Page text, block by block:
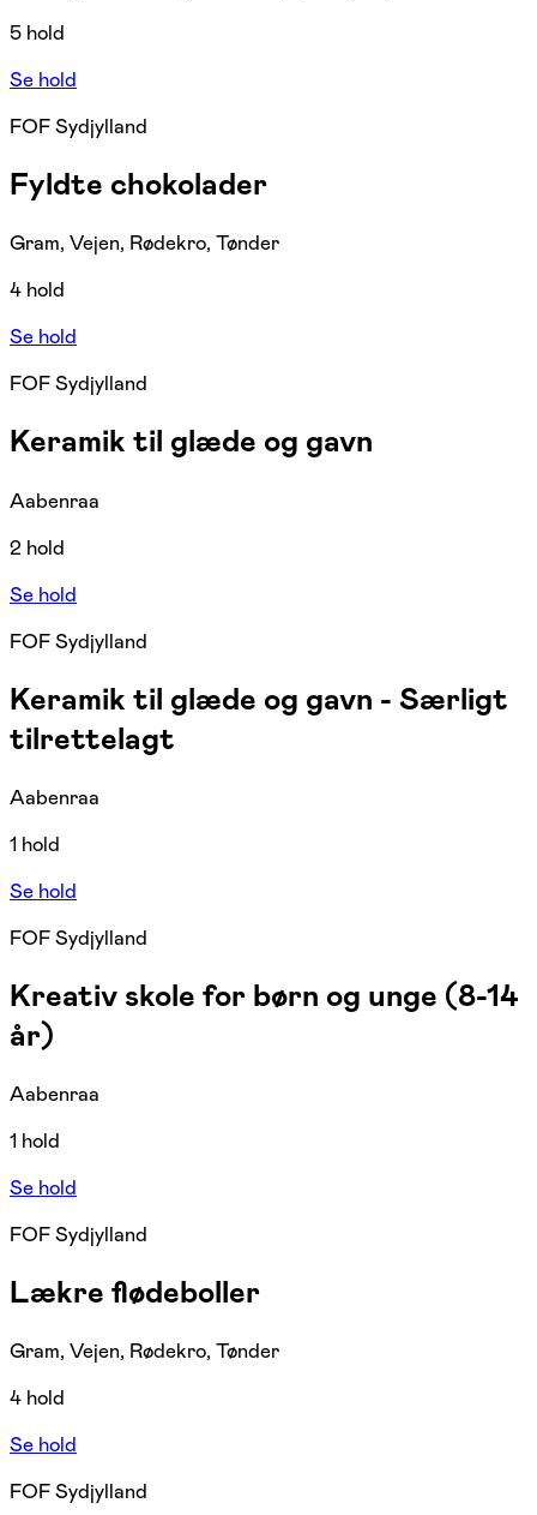
5 hold
Se hold
FOF Sydjylland
Fyldte chokolader
Gram, Vejen, Rødekro, Tønder
4 hold
Se hold
FOF Sydjylland
Keramik til glæde og gavn
Aabenraa
2 hold
Se hold
FOF Sydjylland
Keramik til glæde og gavn - Særligt
tilrettelagt
Aabenraa
1 hold
Se hold
FOF Sydjylland
Kreativ skole for børn og unge (8-14
år)
Aabenraa
1 hold
Se hold
FOF Sydjylland
Lækre flødeboller
Gram, Vejen, Rødekro, Tønder
4 hold
Se hold
FOF Sydjylland